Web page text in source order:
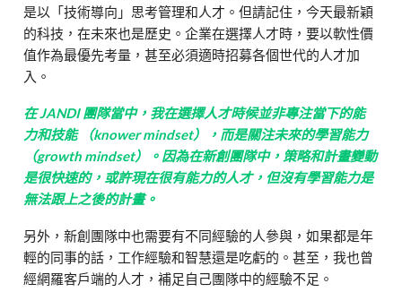
是以「技術導向」思考管理和人才。但請記住，今天最新穎
的科技，在未來也是歷史。企業在選擇人才時，要以軟性價
值作為最優先考量，甚至必須適時招募各個世代的人才加
入。
在 JANDI 團隊當中，我在選擇人才時候並非專注當下的能
力和技能 （knower mindset），而是關注未來的學習能力
（growth mindset）。 因為在新創團隊中，策略和計畫變動
是很快速的，或許現在很有能力的人才，但沒有學習能力是
無法跟上之後的計畫。
另外，新創團隊中也需要有不同經驗的人參與，如果都是年
輕的同事的話，工作經驗和智慧還是吃虧的。甚至，我也曾
經網羅客戶端的人才，補足自己團隊中的經驗不足。